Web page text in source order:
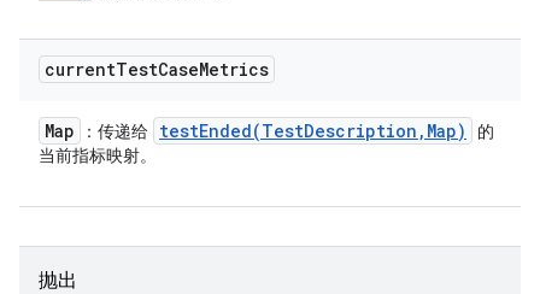
currentTestCaseMetrics
Map ：传递给 testEnded(TestDescription , Map)
的
当前指标映射。
抛出